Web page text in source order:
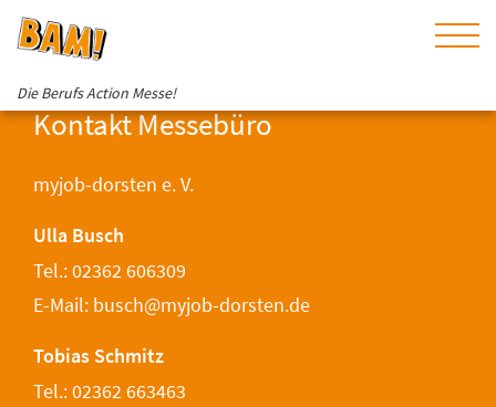
Die Berufs Action Messe!
Kontakt Messebüro
myjob-dorsten e. V.
Ulla Busch
Tel.: 02362 606309
E-Mail: busch@myjob-dorsten.de
Tobias Schmitz
Tel.: 02362 663463